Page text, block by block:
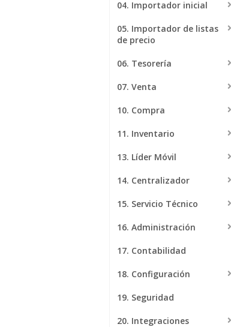
Mantené tus
04. Importador inicial
05. Importador de listas
de precio
06. Tesorería
07. Venta
10. Compra
11. Inventario
13. Líder Móvil
14. Centralizador
15. Servicio Técnico
16. Administración
17. Contabilidad
18. Configuración
19. Seguridad
20. Integraciones